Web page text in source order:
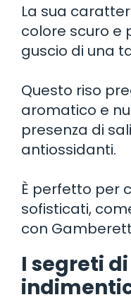
La sua
colore scuro e
guscio di una
Questo riso
aromatico e
presenza di
antiossidanti.
È perfetto per
sofisticati,
con
I segreti